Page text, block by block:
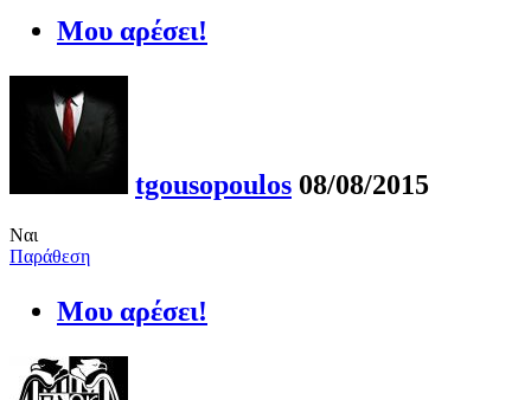
Μου αρέσει!
tgousopoulos 08/08/2015
Ναι
Παράθεση
Μου αρέσει!